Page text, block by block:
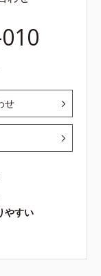
せ
やすい